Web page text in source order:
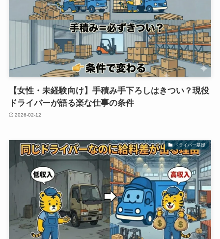
【女性・未経験向け】手積み手下ろしはきつい？現役
ドライバーが語る楽な仕事の条件
2026-02-12
ドライバー基礎